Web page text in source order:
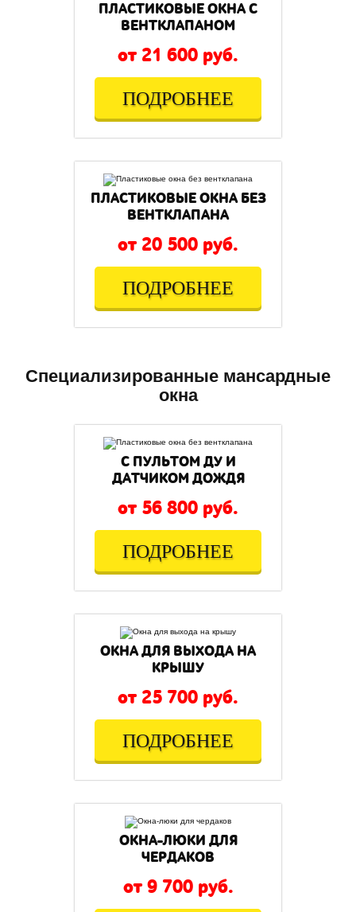
ПЛАСТИКОВЫЕ ОКНА С
ВЕНТКЛАПАНОМ
от 21 600 руб.
ПОДРОБНЕЕ
ПЛАСТИКОВЫЕ ОКНА БЕЗ
ВЕНТКЛАПАНА
от 20 500 руб.
ПОДРОБНЕЕ
Специализированные мансардные
окна
С ПУЛЬТОМ ДУ И
ДАТЧИКОМ ДОЖДЯ
от 56 800 руб.
ПОДРОБНЕЕ
ОКНА ДЛЯ ВЫХОДА НА
КРЫШУ
от 25 700 руб.
ПОДРОБНЕЕ
ОКНА-ЛЮКИ ДЛЯ
ЧЕРДАКОВ
от 9 700 руб.